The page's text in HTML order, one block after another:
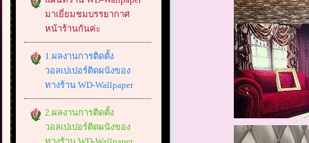
มาเยี่ยมชมบรรยากาศ
หน้าร้านกันค่ะ
1.ผลงานการติดตั้ง
วอลเปเปอร์ติดผนังของ
ทางร้าน WD-Wallpaper
2.ผลงานการติดตั้ง
วอลเปเปอร์ติดผนังของ